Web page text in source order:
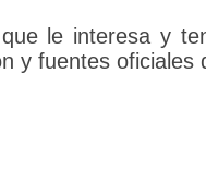
le interesa y
y fuentes oficiales